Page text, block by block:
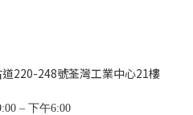
220-248號荃灣工業中心21樓
– 下午6:00